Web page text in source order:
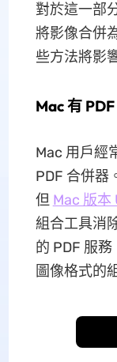
對於這一部
將影像合併
些方法將影
Mac 有
Mac 用戶經
PDF 合併器
但 Mac 版本
組合工具消
的 PDF 服
圖像格式的